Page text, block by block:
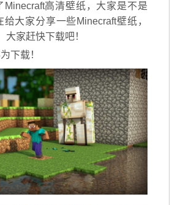
Minecraft高清壁纸，大家是不是
大家分享一些Minecraft壁纸，
大家赶快下载吧！
下载！